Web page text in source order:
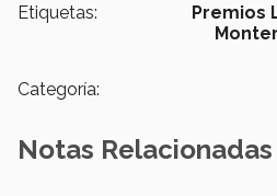
Etiquetas: Premios
Categoría:
Notas Relacionadas